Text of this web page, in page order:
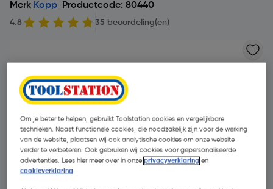
Merk Kopp Productcode: 80440
4.8 35 beoordeling(en)
Om je beter te helpen, gebruikt Toolstation cookies en vergelijkbare
technieken. Naast functionele cookies, die noodzakelijk zijn voor de werking
van de website, plaatsen wij ook analytische cookies om onze website
verder te verbeteren. Ook gebruiken wij cookies voor gepersonaliseerde
advertenties. Lees hier meer over in onzeprivacyverklaring en
cookieverklaring.